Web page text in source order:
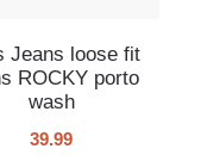
Jeans loose fit
ROCKY porto
wash
39.99